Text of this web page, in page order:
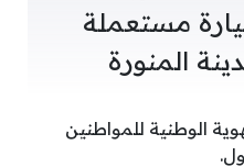
مستعملة
المنورة
الوطنية للمواطنين